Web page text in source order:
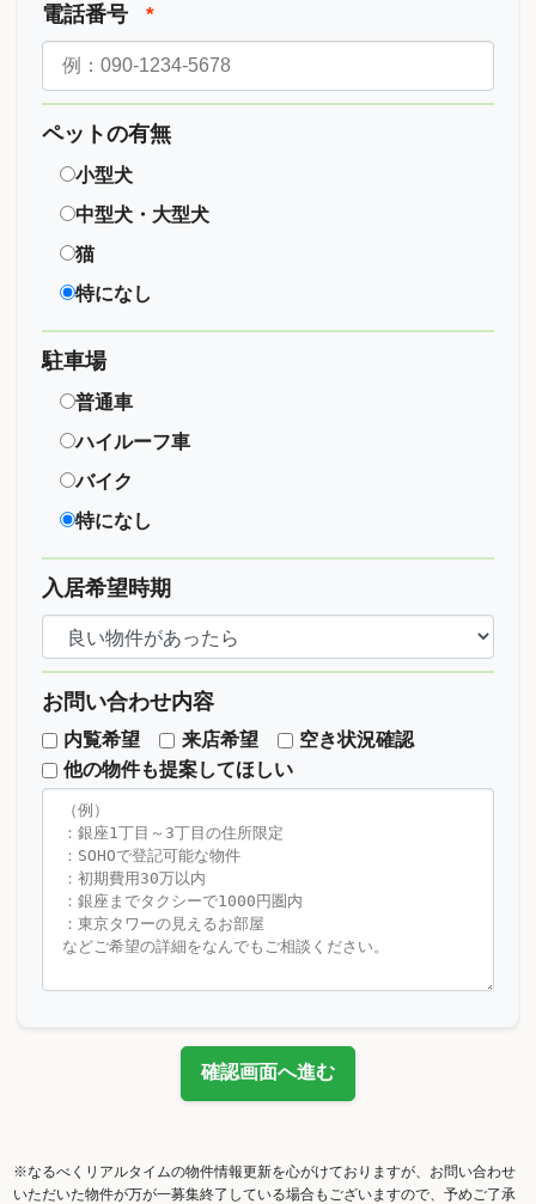
電話番号 *
ペットの有無
小型犬
中型犬・大型犬
猫
特になし
駐車場
普通車
ハイルーフ車
バイク
特になし
入居希望時期
お問い合わせ内容
内覧希望 来店希望
空き状況確認
他の物件も提案してほしい
確認画面へ進む
※なるべくリアルタイムの物件情報更新を心がけておりますが、お問い合わせ
いただいた物件が万が一募集終了している場合もございますので、予めご了承